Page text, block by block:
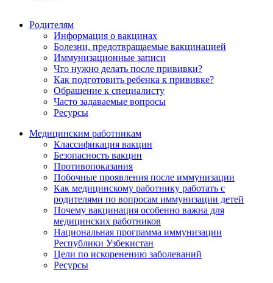
Родителям
Информация о вакцинах
Болезни, предотвращаемые вакцинацией
Иммунизационные записи
Что нужно делать после прививки?
Как подготовить ребенка к прививке?
Обращение к специалисту
Часто задаваемые вопросы
Ресурсы
Медицинским работникам
Классификация вакцин
Безопасность вакцин
Противопоказания
Побочные проявления после иммунизации
Как медицинскому работнику работать с
родителями по вопросам иммунизации детей
Почему вакцинация особенно важна для
медицинских работников
Национальная программа иммунизации
Республики Узбекистан
Цели по искоренению заболеваний
Ресурсы